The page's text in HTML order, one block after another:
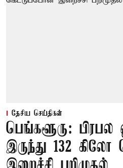
தேசிய செய்திகள்
பெங்களூரு:
இருந்து 132